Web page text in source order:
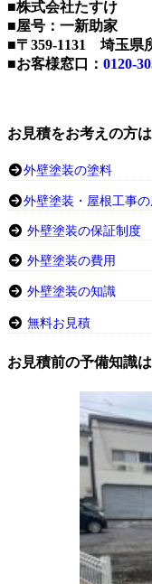
■株式会社たすけ
■屋号：一新助家
■〒359-1131 埼玉県
■お客様窓口： 0120-
お見積をお考えの方
外壁塗装の塗料
外壁塗装・屋根工事
外壁塗装の保証制度
外壁塗装の費用
外壁塗装の知識
無料お見積
お見積前の予備知識